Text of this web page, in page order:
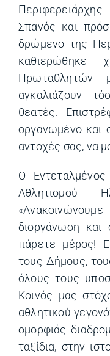
Σπανός και
δρώμενο της
καθιερώθηκε
αγκαλιάζουν
θεατές.
οργανωμένο και
αντοχές σας, να
Ο
Αθλητισμού
διοργάνωση
πάρετε μέρος!
τους Δήμους,
όλους τους
Κοινός μας
αθλητικού
ομορφιάς
ταξίδια, στην